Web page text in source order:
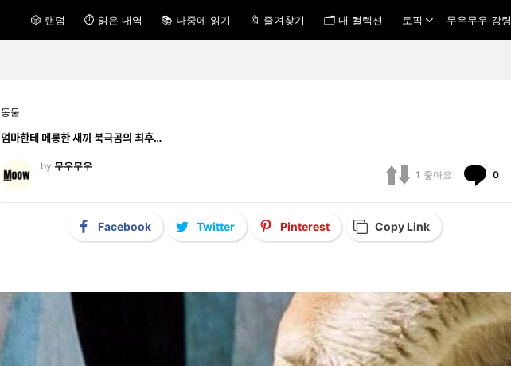
🎲 랜덤 ⏱ 읽은 내역 📚 나중에 읽기 🔖 즐겨찾기 🗂 내 컬렉션 토픽 무우무우 강령
동물
엄마한테 메롱한 새끼 북극곰의 최후…
by 무우무우
1 좋아요 0
Facebook Twitter Pinterest Copy Link